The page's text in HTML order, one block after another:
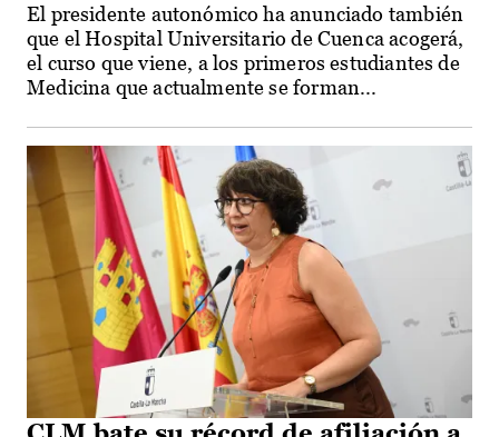
El presidente autonómico ha anunciado también
que el Hospital Universitario de Cuenca acogerá,
el curso que viene, a los primeros estudiantes de
Medicina que actualmente se forman...